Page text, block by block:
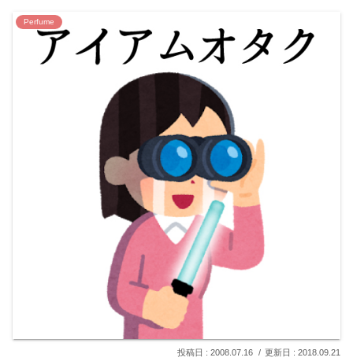
Perfume
2008.07.16 2018.09.21